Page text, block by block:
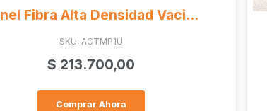
$ 114.400,00
Comprar Ahora